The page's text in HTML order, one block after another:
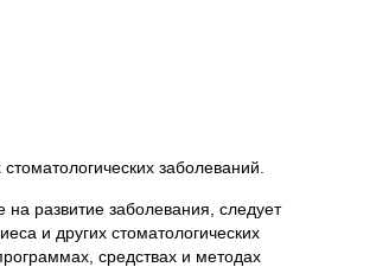
заболеваний.
развитие заболевания, следует
и других стоматологических
средствах и методах